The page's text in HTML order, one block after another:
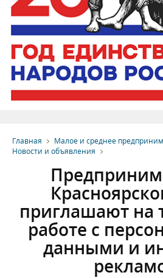
Главная
Малое и среднее
Новости и объявления
приглашают на
работе с
данными и